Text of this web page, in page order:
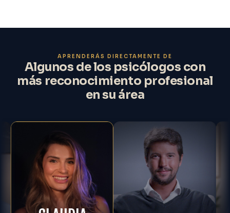
APRENDERÁS DIRECTAMENTE DE
Algunos de los psicólogos con
más reconocimiento profesional
en su área